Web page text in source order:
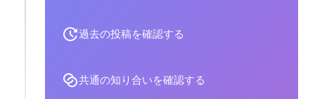
過去の投稿を確認する
共通の知り合いを確認する